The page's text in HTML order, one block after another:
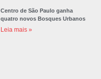
Centro de São Paulo ganha
quatro novos Bosques Urbanos
Leia mais »